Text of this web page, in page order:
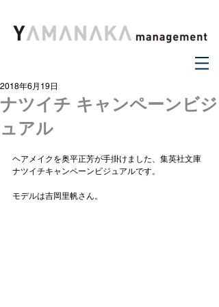
ナツイチ キャンペーンビジ
ュアル
2018年6月19日
ヘアメイクを奥平正芳が手掛けました、集英社文庫
ナツイチキャンペーンビジュアルです。
モデルは吉岡里帆さん。